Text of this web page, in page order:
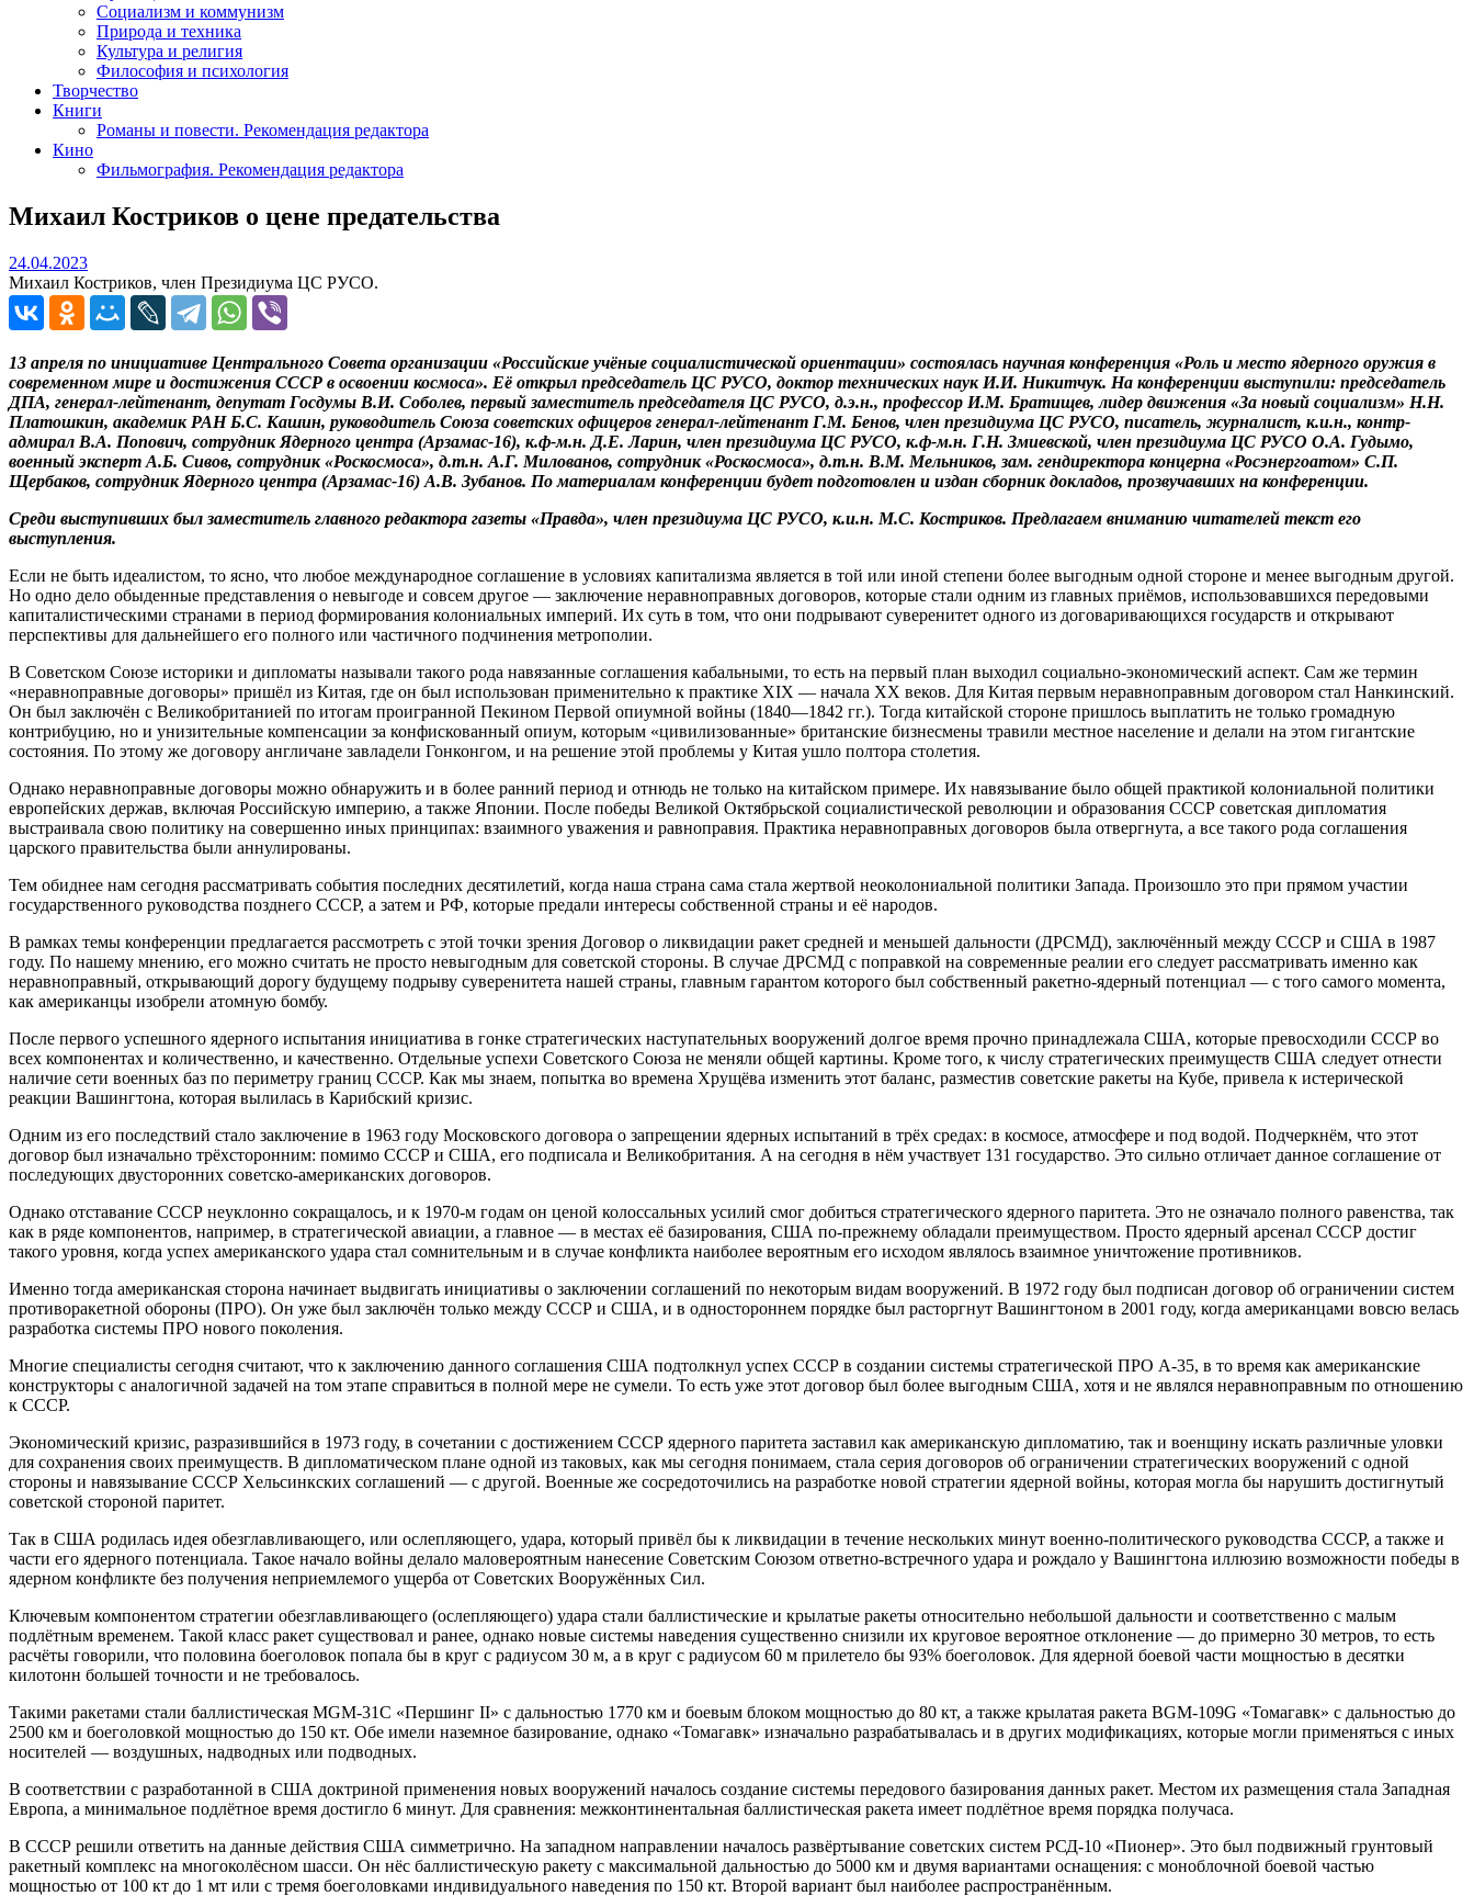
Социализм и коммунизм
Природа и техника
Культура и религия
Философия и психология
Творчество
Книги
Романы и повести. Рекомендация редактора
Кино
Фильмография. Рекомендация редактора
Михаил Костриков о цене предательства
24.04.202324.04.2023
Михаил Костриков, член Президиума ЦС РУСО.
13 апреля по инициативе Центрального Совета организации «Российские учёные социалистической ориентации» состоялась научная конференция «Роль и место ядерного оружия в
современном мире и достижения СССР в освоении космоса». Её открыл председатель ЦС РУСО, доктор технических наук И.И. Никитчук. На конференции выступили: председатель
ДПА, генерал-лейтенант, депутат Госдумы В.И. Соболев, первый заместитель председателя ЦС РУСО, д.э.н., профессор И.М. Братищев, лидер движения «За новый социализм» Н.Н.
Платошкин, академик РАН Б.С. Кашин, руководитель Союза советских офицеров генерал-лейтенант Г.М. Бенов, член президиума ЦС РУСО, писатель, журналист, к.и.н., контр-
адмирал В.А. Попович, сотрудник Ядерного центра (Арзамас-16), к.ф-м.н. Д.Е. Ларин, член президиума ЦС РУСО, к.ф-м.н. Г.Н. Змиевской, член президиума ЦС РУСО О.А. Гудымо,
военный эксперт А.Б. Сивов, сотрудник «Роскосмоса», д.т.н. А.Г. Милованов, сотрудник «Роскосмоса», д.т.н. В.М. Мельников, зам. гендиректора концерна «Росэнергоатом» С.П.
Щербаков, сотрудник Ядерного центра (Арзамас-16) А.В. Зубанов. По материалам конференции будет подготовлен и издан сборник докладов, прозвучавших на конференции.
Среди выступивших был заместитель главного редактора газеты «Правда», член президиума ЦС РУСО, к.и.н. М.С. Костриков. Предлагаем вниманию читателей текст его
выступления.
Если не быть идеалистом, то ясно, что любое международное соглашение в условиях капитализма является в той или иной степени более выгодным одной стороне и менее выгодным другой.
Но одно дело обыденные представления о невыгоде и совсем другое — заключение неравноправных договоров, которые стали одним из главных приёмов, использовавшихся передовыми
капиталистическими странами в период формирования колониальных империй. Их суть в том, что они подрывают суверенитет одного из договаривающихся государств и открывают
перспективы для дальнейшего его полного или частичного подчинения метрополии.
В Советском Союзе историки и дипломаты называли такого рода навязанные соглашения кабальными, то есть на первый план выходил социально-экономический аспект. Сам же термин
«неравноправные договоры» пришёл из Китая, где он был использован применительно к практике XIX — начала ХХ веков. Для Китая первым неравноправным договором стал Нанкинский.
Он был заключён с Великобританией по итогам проигранной Пекином Первой опиумной войны (1840—1842 гг.). Тогда китайской стороне пришлось выплатить не только громадную
контрибуцию, но и унизительные компенсации за конфискованный опиум, которым «цивилизованные» британские бизнесмены травили местное население и делали на этом гигантские
состояния. По этому же договору англичане завладели Гонконгом, и на решение этой проблемы у Китая ушло полтора столетия.
Однако неравноправные договоры можно обнаружить и в более ранний период и отнюдь не только на китайском примере. Их навязывание было общей практикой колониальной политики
европейских держав, включая Российскую империю, а также Японии. После победы Великой Октябрьской социалистической революции и образования СССР советская дипломатия
выстраивала свою политику на совершенно иных принципах: взаимного уважения и равноправия. Практика неравноправных договоров была отвергнута, а все такого рода соглашения
царского правительства были аннулированы.
Тем обиднее нам сегодня рассматривать события последних десятилетий, когда наша страна сама стала жертвой неоколониальной политики Запада. Произошло это при прямом участии
государственного руководства позднего СССР, а затем и РФ, которые предали интересы собственной страны и её народов.
В рамках темы конференции предлагается рассмотреть с этой точки зрения Договор о ликвидации ракет средней и меньшей дальности (ДРСМД), заключённый между СССР и США в 1987
году. По нашему мнению, его можно считать не просто невыгодным для советской стороны. В случае ДРСМД с поправкой на современные реалии его следует рассматривать именно как
неравноправный, открывающий дорогу будущему подрыву суверенитета нашей страны, главным гарантом которого был собственный ракетно-ядерный потенциал — с того самого момента,
как американцы изобрели атомную бомбу.
После первого успешного ядерного испытания инициатива в гонке стратегических наступательных вооружений долгое время прочно принадлежала США, которые превосходили СССР во
всех компонентах и количественно, и качественно. Отдельные успехи Советского Союза не меняли общей картины. Кроме того, к числу стратегических преимуществ США следует отнести
наличие сети военных баз по периметру границ СССР. Как мы знаем, попытка во времена Хрущёва изменить этот баланс, разместив советские ракеты на Кубе, привела к истерической
реакции Вашингтона, которая вылилась в Карибский кризис.
Одним из его последствий стало заключение в 1963 году Московского договора о запрещении ядерных испытаний в трёх средах: в космосе, атмосфере и под водой. Подчеркнём, что этот
договор был изначально трёхсторонним: помимо СССР и США, его подписала и Великобритания. А на сегодня в нём участвует 131 государство. Это сильно отличает данное соглашение от
последующих двусторонних советско-американских договоров.
Однако отставание СССР неуклонно сокращалось, и к 1970-м годам он ценой колоссальных усилий смог добиться стратегического ядерного паритета. Это не означало полного равенства, так
как в ряде компонентов, например, в стратегической авиации, а главное — в местах её базирования, США по-прежнему обладали преимуществом. Просто ядерный арсенал СССР достиг
такого уровня, когда успех американского удара стал сомнительным и в случае конфликта наиболее вероятным его исходом являлось взаимное уничтожение противников.
Именно тогда американская сторона начинает выдвигать инициативы о заключении соглашений по некоторым видам вооружений. В 1972 году был подписан договор об ограничении систем
противоракетной обороны (ПРО). Он уже был заключён только между СССР и США, и в одностороннем порядке был расторгнут Вашингтоном в 2001 году, когда американцами вовсю велась
разработка системы ПРО нового поколения.
Многие специалисты сегодня считают, что к заключению данного соглашения США подтолкнул успех СССР в создании системы стратегической ПРО А-35, в то время как американские
конструкторы с аналогичной задачей на том этапе справиться в полной мере не сумели. То есть уже этот договор был более выгодным США, хотя и не являлся неравноправным по отношению
к СССР.
Экономический кризис, разразившийся в 1973 году, в сочетании с достижением СССР ядерного паритета заставил как американскую дипломатию, так и военщину искать различные уловки
для сохранения своих преимуществ. В дипломатическом плане одной из таковых, как мы сегодня понимаем, стала серия договоров об ограничении стратегических вооружений с одной
стороны и навязывание СССР Хельсинкских соглашений — с другой. Военные же сосредоточились на разработке новой стратегии ядерной войны, которая могла бы нарушить достигнутый
советской стороной паритет.
Так в США родилась идея обезглавливающего, или ослепляющего, удара, который привёл бы к ликвидации в течение нескольких минут военно-политического руководства СССР, а также и
части его ядерного потенциала. Такое начало войны делало маловероятным нанесение Советским Союзом ответно-встречного удара и рождало у Вашингтона иллюзию возможности победы в
ядерном конфликте без получения неприемлемого ущерба от Советских Вооружённых Сил.
Ключевым компонентом стратегии обезглавливающего (ослепляющего) удара стали баллистические и крылатые ракеты относительно небольшой дальности и соответственно с малым
подлётным временем. Такой класс ракет существовал и ранее, однако новые системы наведения существенно снизили их круговое вероятное отклонение — до примерно 30 метров, то есть
расчёты говорили, что половина боеголовок попала бы в круг с радиусом 30 м, а в круг с радиусом 60 м прилетело бы 93% боеголовок. Для ядерной боевой части мощностью в десятки
килотонн большей точности и не требовалось.
Такими ракетами стали баллистическая MGM-31C «Першинг II» с дальностью 1770 км и боевым блоком мощностью до 80 кт, а также крылатая ракета BGM-109G «Томагавк» с дальностью до
2500 км и боеголовкой мощностью до 150 кт. Обе имели наземное базирование, однако «Томагавк» изначально разрабатывалась и в других модификациях, которые могли применяться с иных
носителей — воздушных, надводных или подводных.
В соответствии с разработанной в США доктриной применения новых вооружений началось создание системы передового базирования данных ракет. Местом их размещения стала Западная
Европа, а минимальное подлётное время достигло 6 минут. Для сравнения: межконтинентальная баллистическая ракета имеет подлётное время порядка получаса.
В СССР решили ответить на данные действия США симметрично. На западном направлении началось развёртывание советских систем РСД-10 «Пионер». Это был подвижный грунтовый
ракетный комплекс на многоколёсном шасси. Он нёс баллистическую ракету с максимальной дальностью до 5000 км и двумя вариантами оснащения: с моноблочной боевой частью
мощностью от 100 кт до 1 мт или с тремя боеголовками индивидуального наведения по 150 кт. Второй вариант был наиболее распространённым.